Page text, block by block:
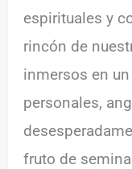
espirituales y
rincón de
inmersos en
personales,
fruto de